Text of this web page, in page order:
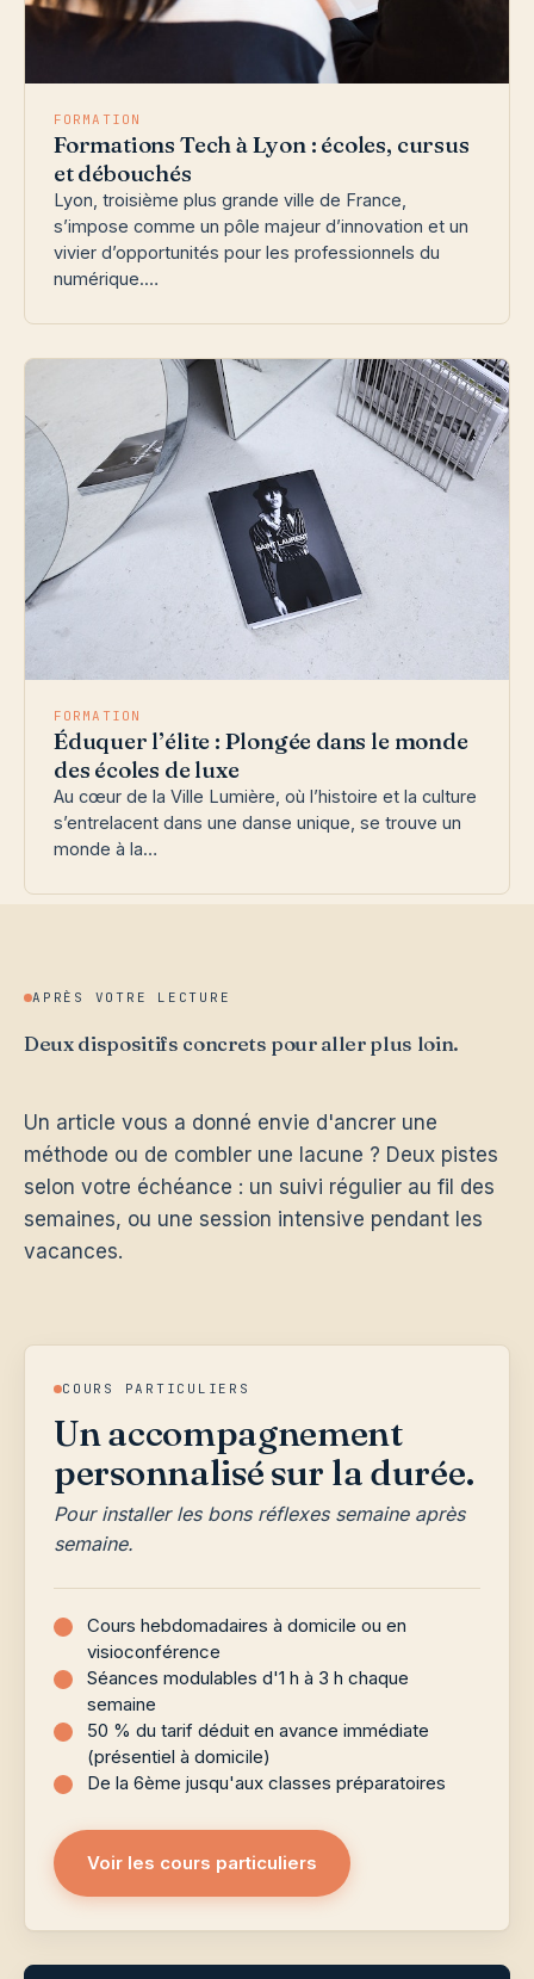
FORMATION
Formations Tech à Lyon : écoles, cursus
et débouchés
Lyon, troisième plus grande ville de France,
s’impose comme un pôle majeur d’innovation et un
vivier d’opportunités pour les professionnels du
numérique.…
FORMATION
Éduquer l’élite : Plongée dans le monde
des écoles de luxe
Au cœur de la Ville Lumière, où l’histoire et la culture
s’entrelacent dans une danse unique, se trouve un
monde à la…
APRÈS VOTRE LECTURE
Deux dispositifs concrets pour aller plus loin.
Un article vous a donné envie d'ancrer une
méthode ou de combler une lacune ? Deux pistes
selon votre échéance : un suivi régulier au fil des
semaines, ou une session intensive pendant les
vacances.
COURS PARTICULIERS
Un accompagnement
personnalisé sur la durée.
Pour installer les bons réflexes semaine après
semaine.
Cours hebdomadaires à domicile ou en
visioconférence
Séances modulables d'1 h à 3 h chaque
semaine
50 % du tarif déduit en avance immédiate
(présentiel à domicile)
De la 6ème jusqu'aux classes préparatoires
Voir les cours particuliers